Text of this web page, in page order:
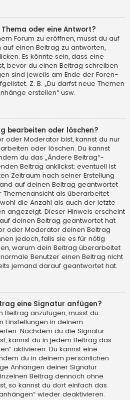
oder eine Antwort?
Forum zu eröffnen, musst du auf
auf einen Beitrag zu antworten,
Es könnte sein, dass eine
bevor du einen Beitrag schreiben
sind jeweils am Ende der Foren-
Z. B. „Du darfst neue Themen
erstellen“ usw.
bearbeiten oder löschen?
oder Moderator bist, kannst du nur
oder löschen. Du kannst
du das „Ändere Beitrag“-
Beitrag anklickst; eventuell ist
Zeitraum nach seiner Erstellung
auf deinen Beitrag geantwortet
Themenansicht als überarbeitet
die Anzahl als auch der letzte
angezeigt. Dieser Hinweis erscheint
deinen Beitrag geantwortet hat
oder Moderator deinen Beitrag
jedoch, falls sie es für nötig
warum dein Beitrag überarbeitet
Benutzer einen Beitrag nicht
jemand darauf geantwortet hat.
eine Signatur anfügen?
Beitrag anzufügen, musst du
Einstellungen in deinem
Nachdem du die Signatur
kannst du in jedem Beitrag das
aktivieren. Du kannst eine
du in deinem persönlichen
Anhängen deiner Signatur
Beitrag dennoch ohne
so kannst du dort einfach das
wieder deaktivieren.